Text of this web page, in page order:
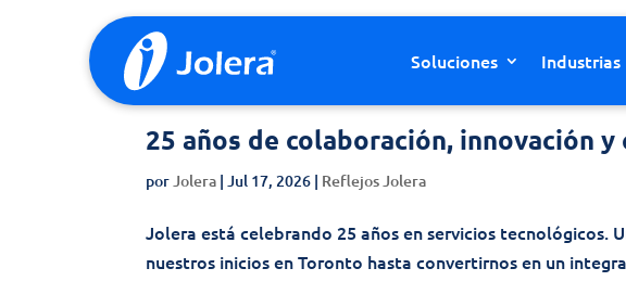
Skip to content
Soluciones
Industrias
25 años de colaboración, innovación y
porJolera |Jul 17, 2026 | Reflejos Jolera
Jolera está celebrando 25 años en servicios tecnológicos.
nuestros inicios en Toronto hasta convertirnos en un